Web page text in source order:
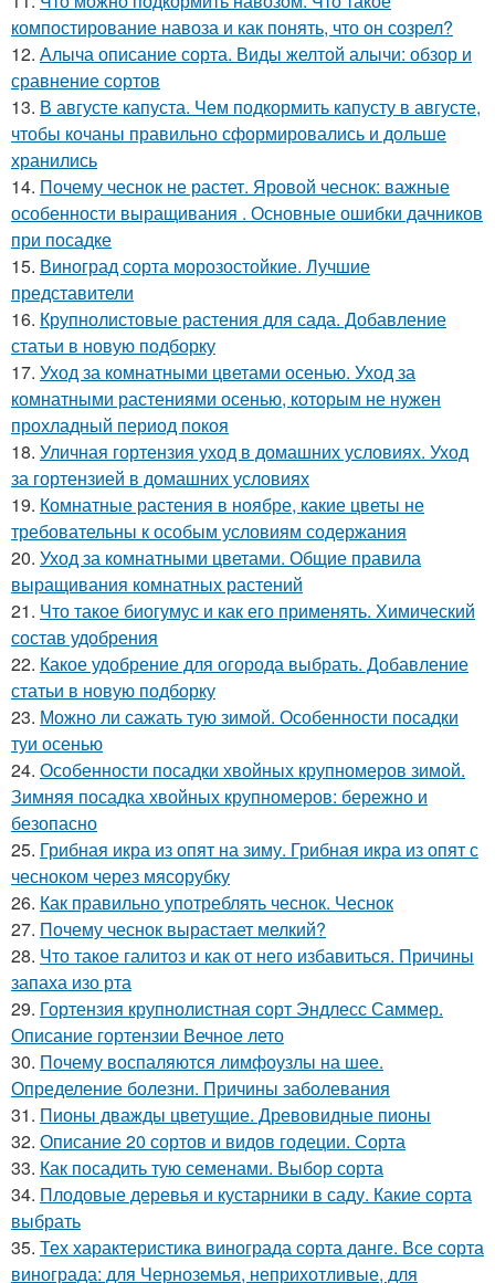
компостирование навоза и как понять, что он созрел?
12. Алыча описание сорта. Виды желтой алычи: обзор и
сравнение сортов
13. В августе капуста. Чем подкормить капусту в августе,
чтобы кочаны правильно сформировались и дольше
хранились
14. Почему чеснок не растет. Яровой чеснок: важные
особенности выращивания . Основные ошибки дачников
при посадке
15. Виноград сорта морозостойкие. Лучшие
представители
16. Крупнолистовые растения для сада. Добавление
статьи в новую подборку
17. Уход за комнатными цветами осенью. Уход за
комнатными растениями осенью, которым не нужен
прохладный период покоя
18. Уличная гортензия уход в домашних условиях. Уход
за гортензией в домашних условиях
19. Комнатные растения в ноябре, какие цветы не
требовательны к особым условиям содержания
20. Уход за комнатными цветами. Общие правила
выращивания комнатных растений
21. Что такое биогумус и как его применять. Химический
состав удобрения
22. Какое удобрение для огорода выбрать. Добавление
статьи в новую подборку
23. Можно ли сажать тую зимой. Особенности посадки
туи осенью
24. Особенности посадки хвойных крупномеров зимой.
Зимняя посадка хвойных крупномеров: бережно и
безопасно
25. Грибная икра из опят на зиму. Грибная икра из опят с
чесноком через мясорубку
26. Как правильно употреблять чеснок. Чеснок
27. Почему чеснок вырастает мелкий?
28. Что такое галитоз и как от него избавиться. Причины
запаха изо рта
29. Гортензия крупнолистная сорт Эндлесс Саммер.
Описание гортензии Вечное лето
30. Почему воспаляются лимфоузлы на шее.
Определение болезни. Причины заболевания
31. Пионы дважды цветущие. Древовидные пионы
32. Описание 20 сортов и видов годеции. Сорта
33. Как посадить тую семенами. Выбор сорта
34. Плодовые деревья и кустарники в саду. Какие сорта
выбрать
35. Тех характеристика винограда сорта данге. Все сорта
винограда: для Черноземья, неприхотливые, для